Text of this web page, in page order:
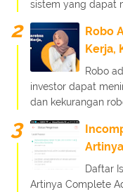
sistem yang dapat
Robo
Kerja,
Robo
investor dapat
dan kekurangan
Daftar
Artinya Complete